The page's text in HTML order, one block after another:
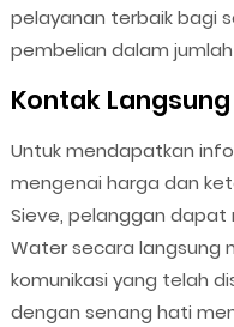
pelayanan terbaik bagi
pembelian dalam
Kontak
Untuk mendapatkan
mengenai harga dan
Sieve, pelanggan dapat
Water secara langsung
komunikasi yang telah
dengan senang hati